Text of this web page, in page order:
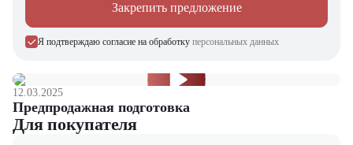
Закрепить предложение
Я подтверждаю согласие на обработку персональных данных
12.03.2025
Предпродажная подготовка
Для покупателя